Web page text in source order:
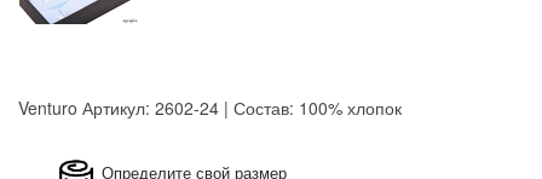
Venturo Артикул: 2602-24 | Состав: 100% хлопок
Определите свой размер